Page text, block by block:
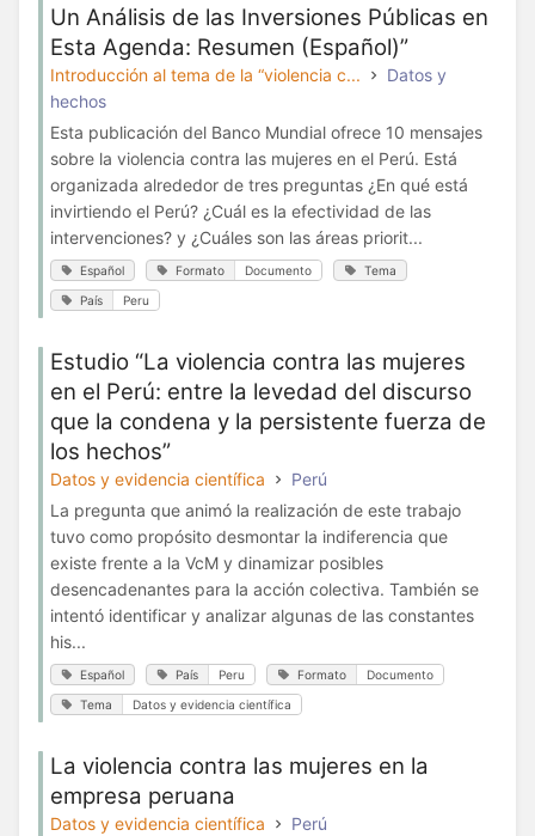
Un Análisis de las Inversiones Públicas en
Esta Agenda: Resumen (Español)”
Introducción al tema de la “violencia c...
Datos y
hechos
Esta publicación del Banco Mundial ofrece 10 mensajes
sobre la violencia contra las mujeres en el Perú. Está
organizada alrededor de tres preguntas ¿En qué está
invirtiendo el Perú? ¿Cuál es la efectividad de las
intervenciones? y ¿Cuáles son las áreas priorit...
Español Formato Documento Tema
País Peru
Estudio “La violencia contra las mujeres
en el Perú: entre la levedad del discurso
que la condena y la persistente fuerza de
los hechos”
Datos y evidencia científica
Perú
La pregunta que animó la realización de este trabajo
tuvo como propósito desmontar la indiferencia que
existe frente a la VcM y dinamizar posibles
desencadenantes para la acción colectiva. También se
intentó identificar y analizar algunas de las constantes
his...
Español País Peru Formato Documento
Tema Datos y evidencia científica
La violencia contra las mujeres en la
empresa peruana
Datos y evidencia científica
Perú